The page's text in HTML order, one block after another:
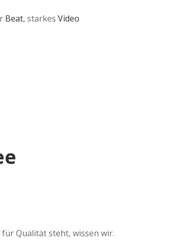
Beat, starkes Video
für Qualität steht, wissen wir.